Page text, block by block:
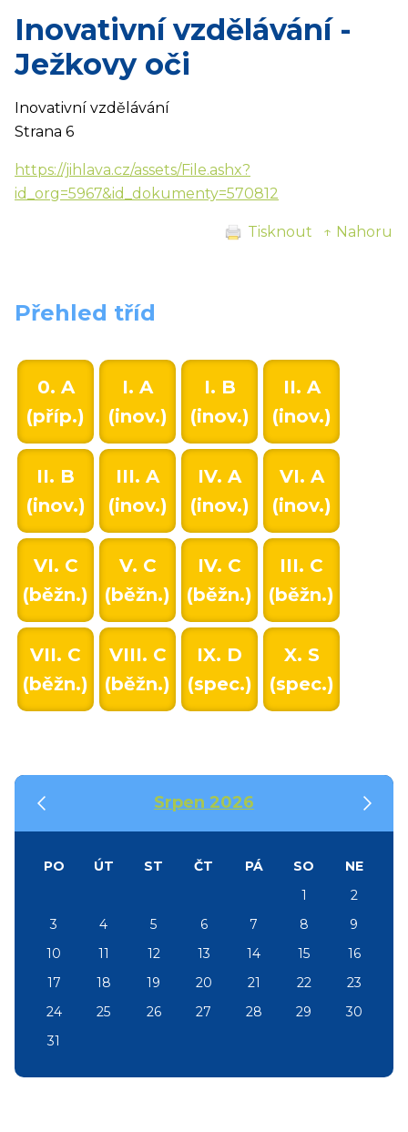
Inovativní vzdělávání -
Ježkovy oči
Inovativní vzdělávání
Strana 6
https://jihlava.cz/assets/File.ashx?
id_org=5967&id_dokumenty=570812
Tisknout ↑ Nahoru
Přehled tříd
0. A
(příp.)
I. A
(inov.)
I. B
(inov.)
II. A
(inov.)
II. B
(inov.)
III. A
(inov.)
IV. A
(inov.)
VI. A
(inov.)
VI. C
(běžn.)
V. C
(běžn.)
IV. C
(běžn.)
III. C
(běžn.)
VII. C
(běžn.)
VIII. C
(běžn.)
IX. D
(spec.)
X. S
(spec.)
Srpen 2026
PO ÚT ST ČT PÁ SO
NE
1
2
3
4 5 6 7 8
9
10
11 12 13 14 15
16
17
18 19 20 21 22
23
24
25 26 27 28 29
30
31